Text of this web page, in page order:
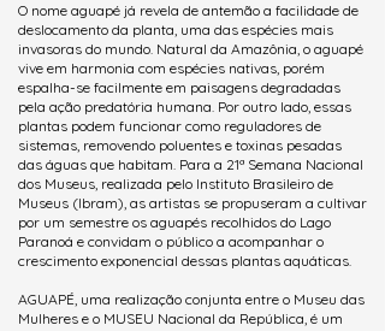
O nome aguapé já revela de antemão a facilidade de
deslocamento da planta, uma das espécies mais
invasoras do mundo. Natural da Amazônia, o aguapé
vive em harmonia com espécies nativas, porém
espalha-se facilmente em paisagens degradadas
pela ação predatória humana. Por outro lado, essas
plantas podem funcionar como reguladores de
sistemas, removendo poluentes e toxinas pesadas
das águas que habitam. Para a 21ª Semana Nacional
dos Museus, realizada pelo Instituto Brasileiro de
Museus (Ibram), as artistas se propuseram a cultivar
por um semestre os aguapés recolhidos do Lago
Paranoá e convidam o público a acompanhar o
crescimento exponencial dessas plantas aquáticas.
AGUAPÉ, uma realização conjunta entre o Museu das
Mulheres e o MUSEU Nacional da República, é um